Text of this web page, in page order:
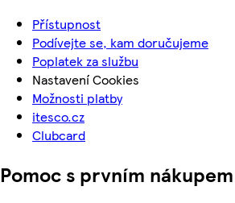
Přístupnost
Podívejte se, kam doručujeme
Poplatek za službu
Nastavení Cookies
Možnosti platby
itesco.cz
Clubcard
Pomoc s prvním nákupem